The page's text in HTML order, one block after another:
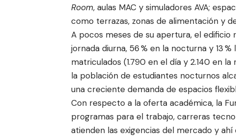
Room, aulas MAC y simuladores AVA;
como terrazas, zonas de alimentación y
A pocos meses de su apertura, el
jornada diurna, 56 % en la nocturna y 13
matriculados (1.790 en el día y 2.140 en
la población de estudiantes nocturnos
una creciente demanda de espacios
Con respecto a la oferta académica, la
programas para el trabajo, carreras
atienden las exigencias del mercado y